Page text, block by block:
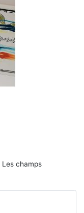
Les champs